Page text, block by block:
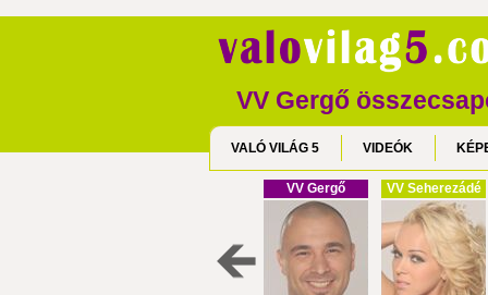
VV Gergő
VALÓ VILÁG 5 VIDEÓK
VV Gergő VV Seherezádé